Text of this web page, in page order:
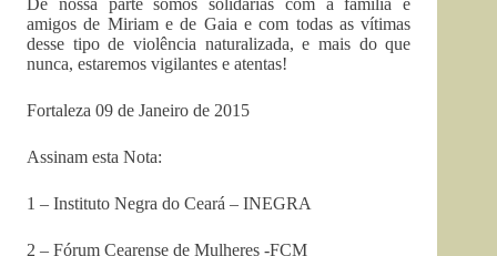
De nossa parte somos solidárias com a família e
amigos de Miriam e de Gaia e com todas as vítimas
desse tipo de violência naturalizada, e mais do que
nunca, estaremos vigilantes e atentas!
Fortaleza 09 de Janeiro de 2015
Assinam esta Nota:
1 – Instituto Negra do Ceará – INEGRA
2 – Fórum Cearense de Mulheres -FCM